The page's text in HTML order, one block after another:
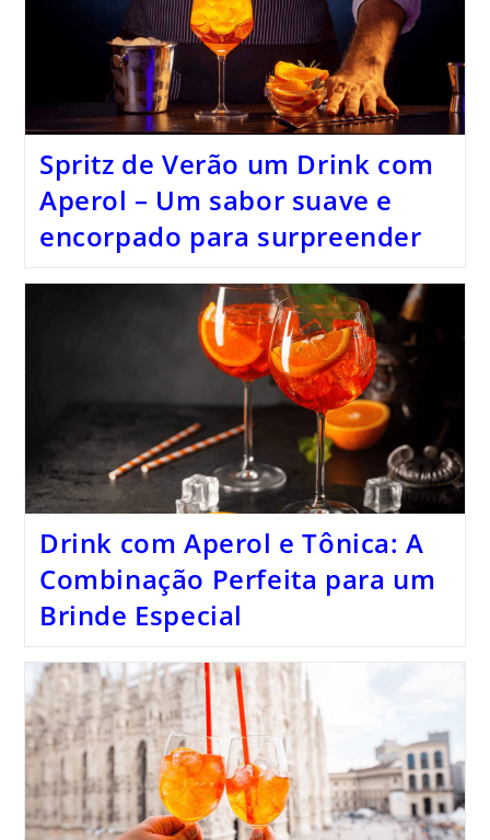
Spritz de Verão um Drink com
Aperol – Um sabor suave e
encorpado para surpreender
Drink com Aperol e Tônica: A
Combinação Perfeita para um
Brinde Especial